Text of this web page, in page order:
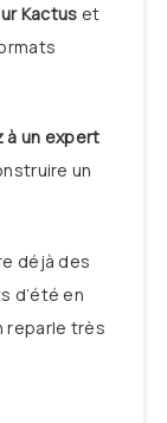
Kactus et
à un expert
un
déjà des
d’été en
reparle très